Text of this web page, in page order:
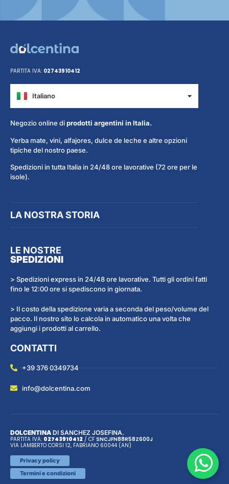
PARTITA IVA: 02743910412
Italiano
Español
Negozio online diprodotti argentini in Italia.
Yerba mate, vini, alfajores, dulce de leche e altre opzioni
tipiche del nostro paese.
Spedizioni in tutta Italia in 24/48 ore lavorative (72 ore per le
isole).
LA NOSTRA STORIA
LE NOSTRE
SPEDIZIONI
> Spedizioni express in 24/48 ore lavorative. Tutti gli ordini fatti
fino le 12:00 ore si spediscono in giornata.
> Il costo della spedizione varia a seconda del peso/volume del
pacco. Il nostro sito lo calcola in automatico una volta che
aggiungi i prodotti al carrello.
CONTATTI
+39 376 0349734
info@dolcentina.com
DOLCENTINA DI SANCHEZ JOSEFINA.
PARTITA IVA: 02743910412 / CF SNCJFN88R58Z600J
VIA LAMBERTO CORSI 12, FABRIANO 60044 (AN)
Privacy policy
Termini e condizioni